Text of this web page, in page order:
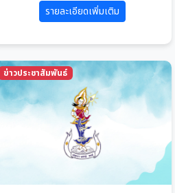
รายละเอียดเพิ่มเติม
ข่าวประชาสัมพันธ์